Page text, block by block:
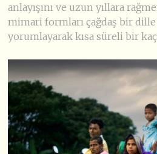
anlayışını ve uzun yıllara
mimari formları çağdaş bir
yorumlayarak kısa süreli bir